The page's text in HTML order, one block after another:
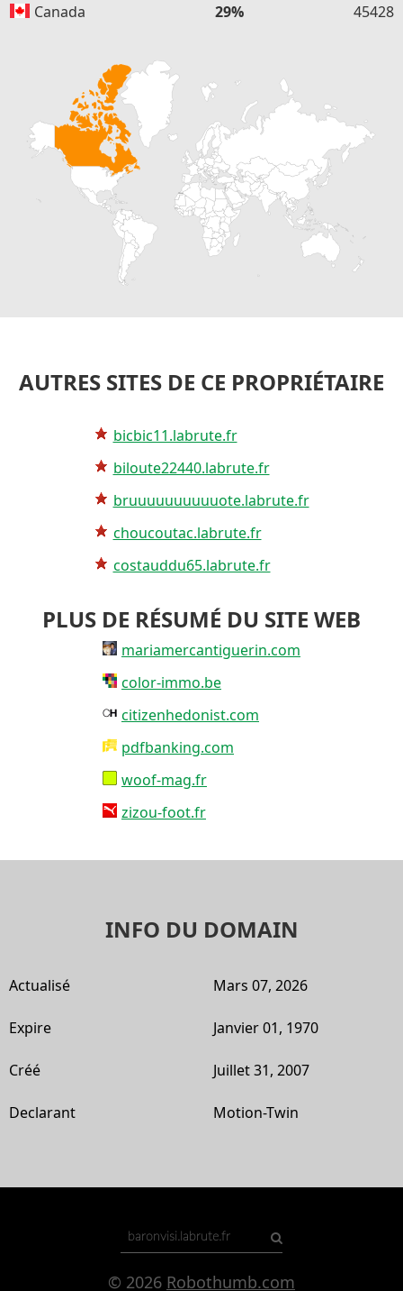
Canada 29% 45428
AUTRES SITES DE CE PROPRIÉTAIRE
bicbic11.labrute.fr
biloute22440.labrute.fr
bruuuuuuuuuuote.labrute.fr
choucoutac.labrute.fr
costauddu65.labrute.fr
PLUS DE RÉSUMÉ DU SITE WEB
mariamercantiguerin.com
color-immo.be
citizenhedonist.com
pdfbanking.com
woof-mag.fr
zizou-foot.fr
INFO DU DOMAIN
Actualisé Mars 07, 2026
Expire Janvier 01, 1970
Créé Juillet 31, 2007
Declarant Motion-Twin
© 2026 Robothumb.com